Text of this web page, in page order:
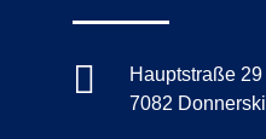

Hauptstraße 29
7082